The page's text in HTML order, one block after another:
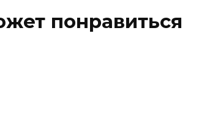
понравиться